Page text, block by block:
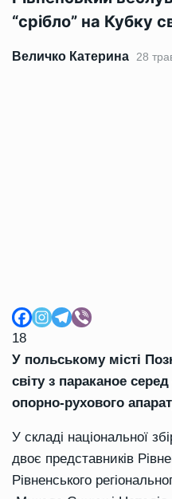
“срібло” на Кубку
Величко Катерина 28
18
У польському місті
світу з параканое
опорно-рухового
У складі національної
двоє представників
Рівненського